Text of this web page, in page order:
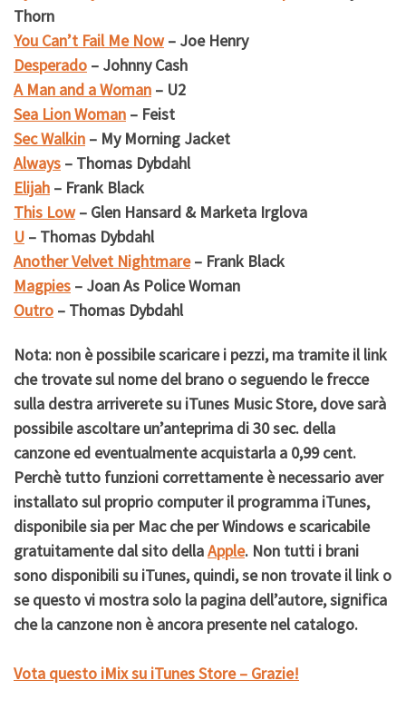
Thorn
You Can’t Fail Me Now– Joe Henry
Desperado – Johnny Cash
A Man and a Woman – U2
Sea Lion Woman – Feist
Sec Walkin – My Morning Jacket
Always – Thomas Dybdahl
Elijah – Frank Black
This Low– Glen Hansard & Marketa Irglova
U – Thomas Dybdahl
Another Velvet Nightmare– Frank Black
Magpies – Joan As Police Woman
Outro – Thomas Dybdahl
Nota: non è possibile scaricare i pezzi, ma tramite il link
che trovate sul nome del brano o seguendo le frecce
sulla destra arriverete su iTunes Music Store, dove sarà
possibile ascoltare un’anteprima di 30 sec. della
canzone ed eventualmente acquistarla a 0,99 cent.
Perchè tutto funzioni correttamente è necessario aver
installato sul proprio computer il programma iTunes,
disponibile sia per Mac che per Windows e scaricabile
gratuitamente dal sito dellaApple. Non tutti i brani
sono disponibili su iTunes, quindi, se non trovate il link o
se questo vi mostra solo la pagina dell’autore, significa
che la canzone non è ancora presente nel catalogo.
Vota questo iMix su iTunes Store – Grazie!